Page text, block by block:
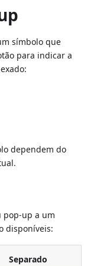
símbolo que
para indicar a
dependem do
pop-up a um
disponíveis:
Separado